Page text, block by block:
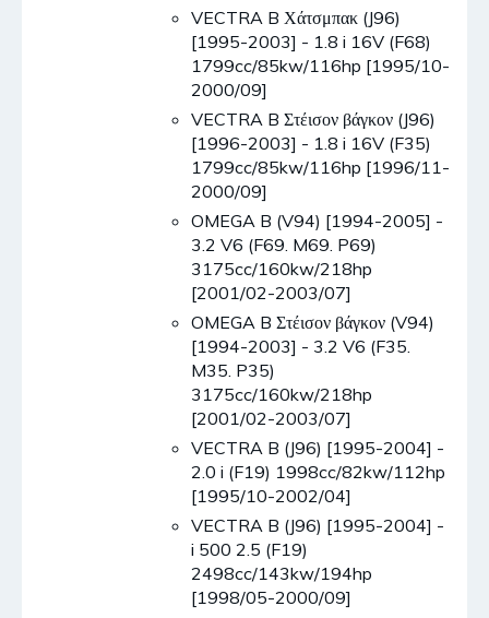
VECTRA B Χάτσμπακ (J96)
[1995-2003] - 1.8 i 16V (F68)
1799cc/85kw/116hp [1995/10-
2000/09]
VECTRA B Στέισον βάγκον (J96)
[1996-2003] - 1.8 i 16V (F35)
1799cc/85kw/116hp [1996/11-
2000/09]
OMEGA B (V94) [1994-2005] -
3.2 V6 (F69. M69. P69)
3175cc/160kw/218hp
[2001/02-2003/07]
OMEGA B Στέισον βάγκον (V94)
[1994-2003] - 3.2 V6 (F35.
M35. P35)
3175cc/160kw/218hp
[2001/02-2003/07]
VECTRA B (J96) [1995-2004] -
2.0 i (F19) 1998cc/82kw/112hp
[1995/10-2002/04]
VECTRA B (J96) [1995-2004] -
i 500 2.5 (F19)
2498cc/143kw/194hp
[1998/05-2000/09]